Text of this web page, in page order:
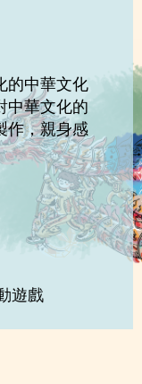
的中華文化
中華文化的
作，親身感
遊戲